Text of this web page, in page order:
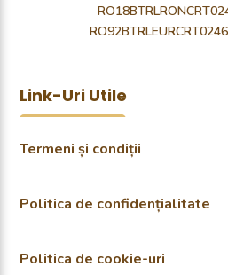
Link-Uri Utile
Termeni și condiții
Politica de confidențialitate
Politica de cookie-uri